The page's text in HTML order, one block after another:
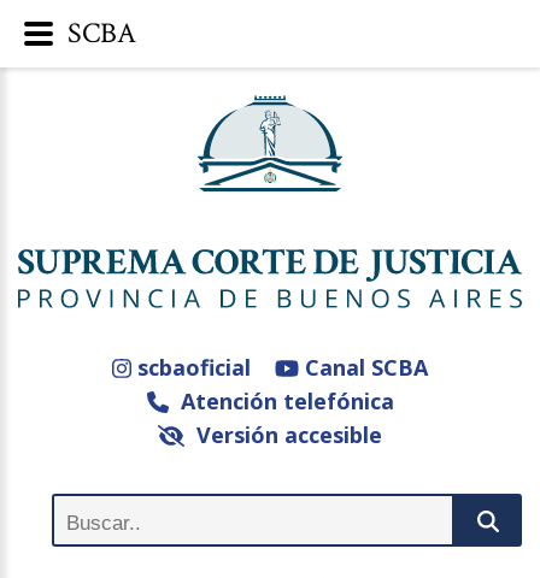
scbaoficial
Canal SCBA
Atención telefónica
Versión accesible
SCBA